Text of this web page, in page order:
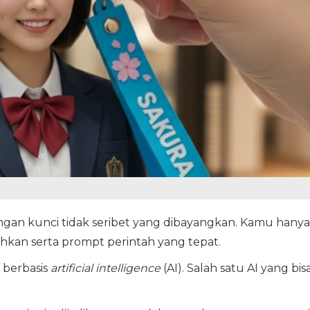
kunci tidak seribet yang dibayangkan. Kamu hanya
serta prompt perintah yang tepat.
artificial intelligence(AI). Salah satu AI yang